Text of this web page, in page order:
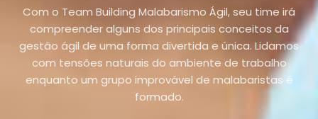
Com o Team Building Malabarismo Ágil, seu time irá
compreender alguns dos principais conceitos da
gestão ágil de uma forma divertida e única. Lidamos
com tensões naturais do ambiente de trabalho
enquanto um grupo improvável de malabaristas é
formado.